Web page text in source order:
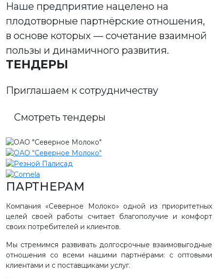
Наше предприятие нацелено на
плодотворные партнёрские отношения,
в основе которых — сочетание взаимной
пользы и динамичного развития.
ТЕНДЕРЫ
Приглашаем к сотрудничеству
Смотреть тендеры
ПАРТНЕРАМ
Компания «Северное Молоко» одной из приоритетных
целей своей работы считает благополучие и комфорт
своих потребителей и клиентов.
Мы стремимся развивать долгосрочные взаимовыгодные
отношения со всеми нашими партнёрами: с оптовыми
клиентами и с поставщиками услуг.